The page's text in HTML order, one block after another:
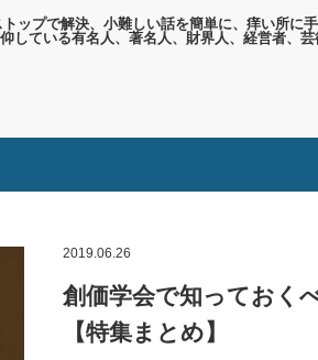
ップで解決、小難しい話を簡単に、痒い所に
ている有名人、著名人、財界人、経営者、
2019.06.26
創価学会で知っておく
【特集まとめ】